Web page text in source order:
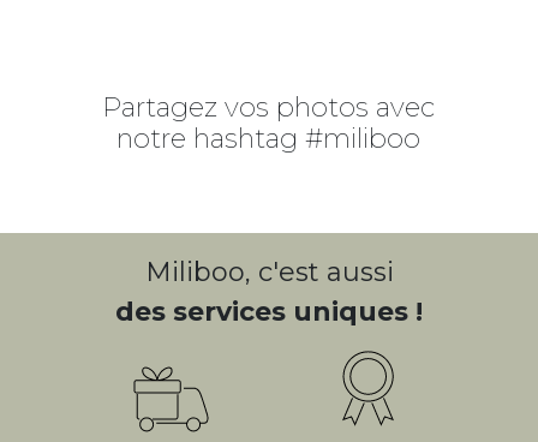
Partagez vos photos avec
notre hashtag #miliboo
Miliboo, c'est aussi
des services uniques !